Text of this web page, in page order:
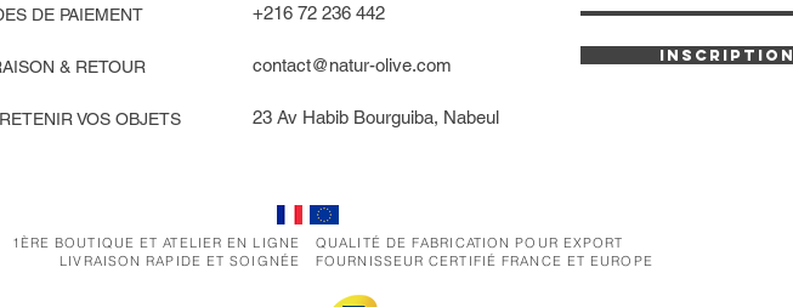
DE PAIEMENT
& RETOUR
VOS OBJETS
+216 72 236 442
contact@natur-olive.com
23 Av Habib Bourguiba, Nabeul
INSCRIPTION
1ÈRE BOUTIQUE ET ATELIER EN LIGNE
LIVRAISON RAPIDE ET SOIGNÉE
QUALITÉ DE FABRICATION POUR EXPORT
FOURNISSEUR CERTIFIÉ FRANCE ET EUROPE